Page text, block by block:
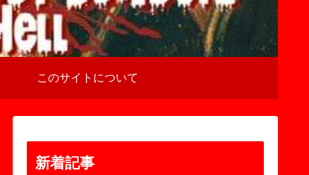
このサイトについて
新着記事